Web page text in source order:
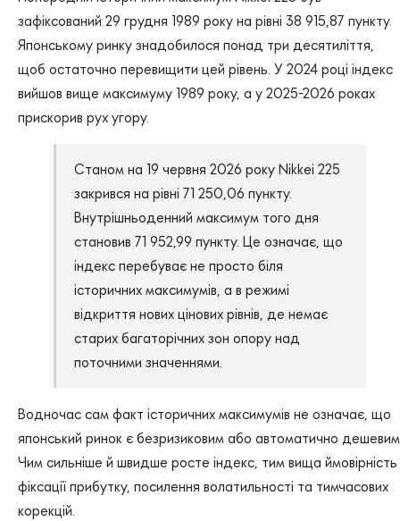
зафіксований 29 грудня 1989 року на рівні 38 915,87 пункту.
Японському ринку знадобилося понад три десятиліття,
щоб остаточно перевищити цей рівень. У 2024 році індекс
вийшов вище максимуму 1989 року, а у 2025-2026 роках
прискорив рух угору.
Станом на 19 червня 2026 року Nikkei 225
закрився на рівні 71 250,06 пункту.
Внутрішньоденний максимум того дня
становив 71 952,99 пункту. Це означає, що
індекс перебуває не просто біля
історичних максимумів, а в режимі
відкриття нових цінових рівнів, де немає
старих багаторічних зон опору над
поточними значеннями.
Водночас сам факт історичних максимумів не означає, що
японський ринок є безризиковим або автоматично
Чим сильніше й швидше росте індекс, тим вища ймовірність
фіксації прибутку, посилення волатильності та тимчасових
корекцій.